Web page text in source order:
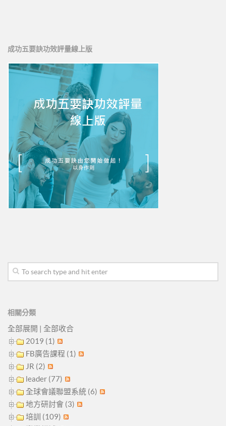
UFO-02
UFO-03
UFO-04
UFO-05
每日三分鐘
成功五要訣功效評量線上版
相關分類
全部展開 | 全部收合
2019 (1)
FB廣告課程 (1)
JR (2)
leader (77)
全球會議聯盟系統 (6)
地方研討會 (3)
培訓 (109)